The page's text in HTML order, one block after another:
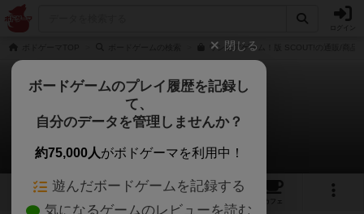
ワンモアゲーム！版 SCOUT!の通販/商品
スカウト！
szkさんのレビュー
14 4 40
カフェ
閉じる
ボードゲームのプレイ履歴を記録し
て、
自分のデータを管理しませんか？
約75,000人がボドゲーマを利用中！
遊んだボードゲームを記録する
気になるゲームのレビューを読む